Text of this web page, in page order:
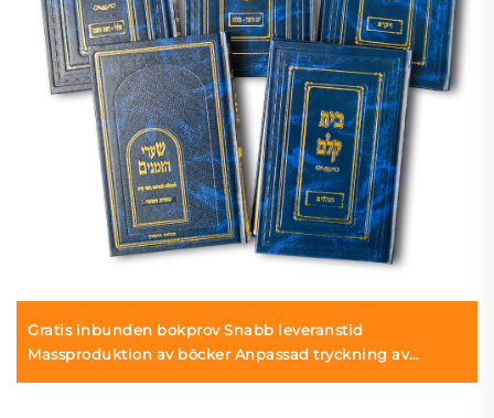
Gratis inbunden bokprov Snabb leveranstid
Massproduktion av böcker Anpassad tryckning av